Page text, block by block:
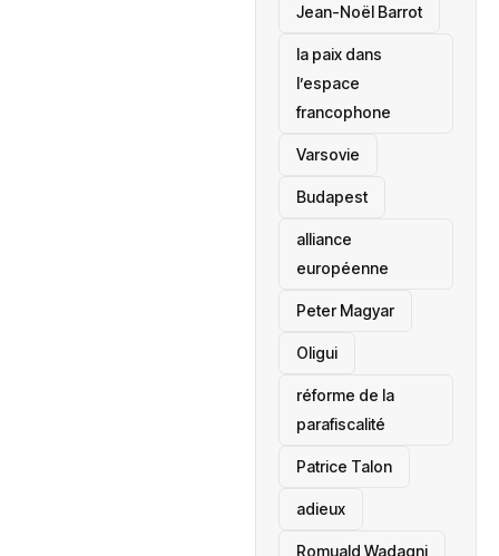
Jean-Noël Barrot
la paix dans
l’espace
francophone
‎Varsovie
Budapest
alliance
européenne
Peter Magyar
Oligui
réforme de la
parafiscalité
Patrice Talon
adieux
Romuald Wadagni